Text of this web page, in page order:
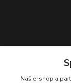
Náš e-shop a